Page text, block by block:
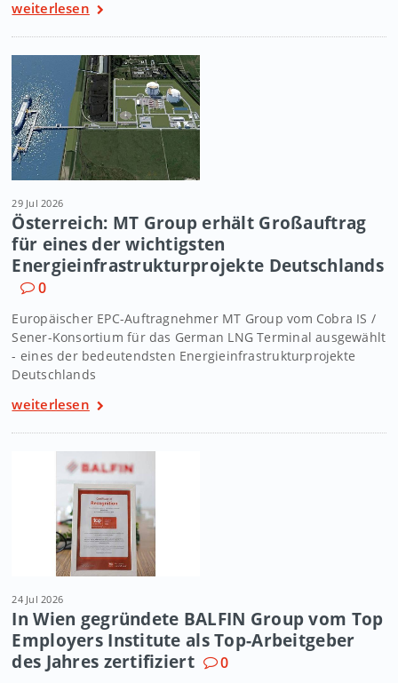
weiterlesen
29 Jul 2026
Österreich: MT Group erhält Großauftrag
für eines der wichtigsten
Energieinfrastrukturprojekte Deutschlands
0
Europäischer EPC-Auftragnehmer MT Group vom Cobra IS /
Sener-Konsortium für das German LNG Terminal ausgewählt
- eines der bedeutendsten Energieinfrastrukturprojekte
Deutschlands
weiterlesen
24 Jul 2026
In Wien gegründete BALFIN Group vom Top
Employers Institute als Top-Arbeitgeber
des Jahres zertifiziert
0